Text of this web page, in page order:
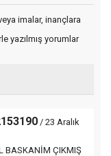
imalar, inançlara
yazılmış yorumlar
/ 23 Aralık
BASKANİM ÇIKMIŞ